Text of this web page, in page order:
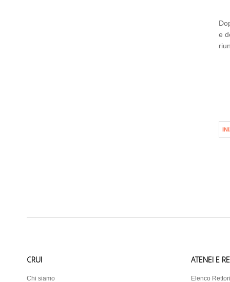
e
CRUI
Chi siamo
ATENEI E
Elenco Rettori